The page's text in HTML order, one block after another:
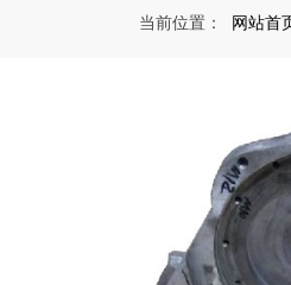
当前位置： 网站首